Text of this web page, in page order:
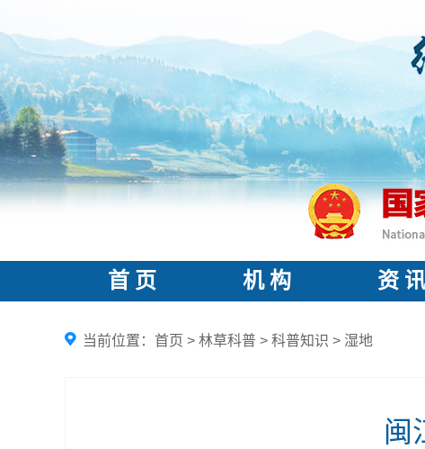
首 页 机 构 资 讯
当前位置： 首页 > 林草科普 > 科普知识 > 湿地
闽